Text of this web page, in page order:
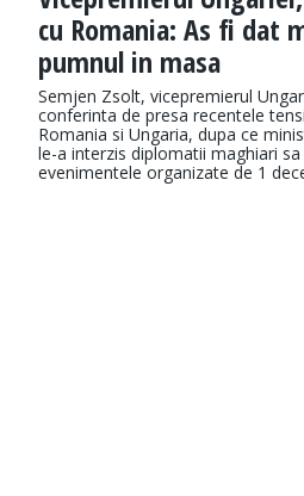
cu Romania: As fi dat
pumnul in masa
Semjen Zsolt, vicepremierul
conferinta de presa recentele
Romania si Ungaria, dupa ce
le-a interzis diplomatii maghiari
evenimentele organizate de 1